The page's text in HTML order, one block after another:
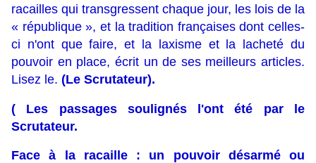
racailles qui transgressent chaque jour, les lois de la
« république », et la tradition françaises dont celles-
ci n'ont que faire, et la laxisme et la lacheté du
pouvoir en place, écrit un de ses meilleurs articles.
Lisez le. (Le Scrutateur).
( Les passages soulignés l'ont été par le
Scrutateur.
Face à la racaille : un pouvoir désarmé ou